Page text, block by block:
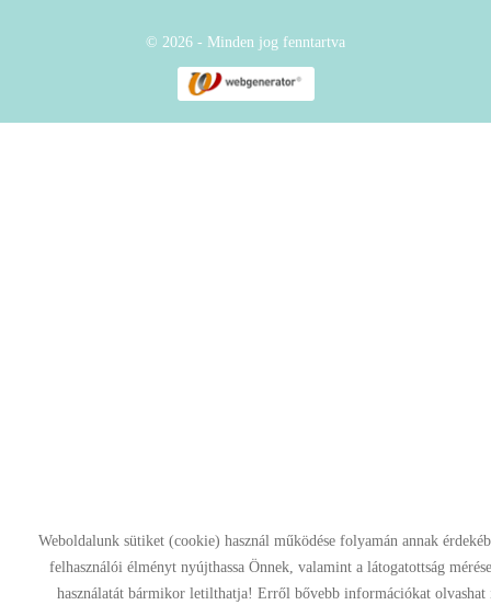
© 2026 - Minden jog fenntartva
Weboldalunk sütiket (cookie) használ működése folyamán annak
felhasználói élményt nyújthassa Önnek, valamint a látogatottság
használatát bármikor letilthatja! Erről bővebb információkat